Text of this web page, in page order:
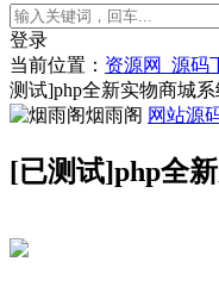
登录
当前位置： 资源网_源码
测试]php全新实物商城系
烟雨阁 网站源
[已测试]php全